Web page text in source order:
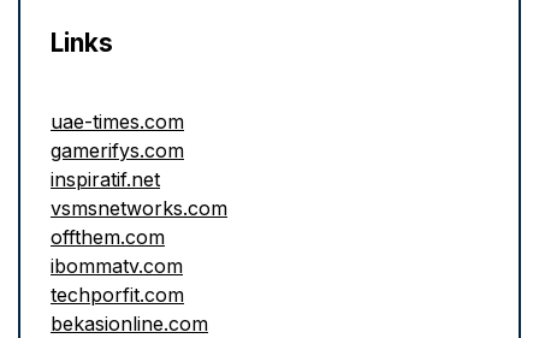
Links
uae-times.com
gamerifys.com
inspiratif.net
vsmsnetworks.com
offthem.com
ibommatv.com
techporfit.com
bekasionline.com